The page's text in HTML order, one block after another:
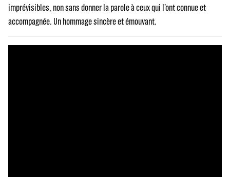
imprévisibles, non sans donner la parole à ceux qui l’ont connue et
accompagnée. Un hommage sincère et émouvant.